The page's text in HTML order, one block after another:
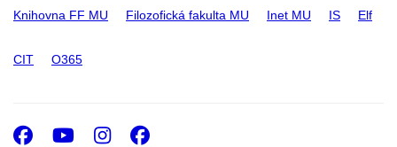
Knihovna FF MU Filozofická fakulta MU Inet MU IS Elf
CIT O365
Facebook
Youtube
Instagram
Facebook